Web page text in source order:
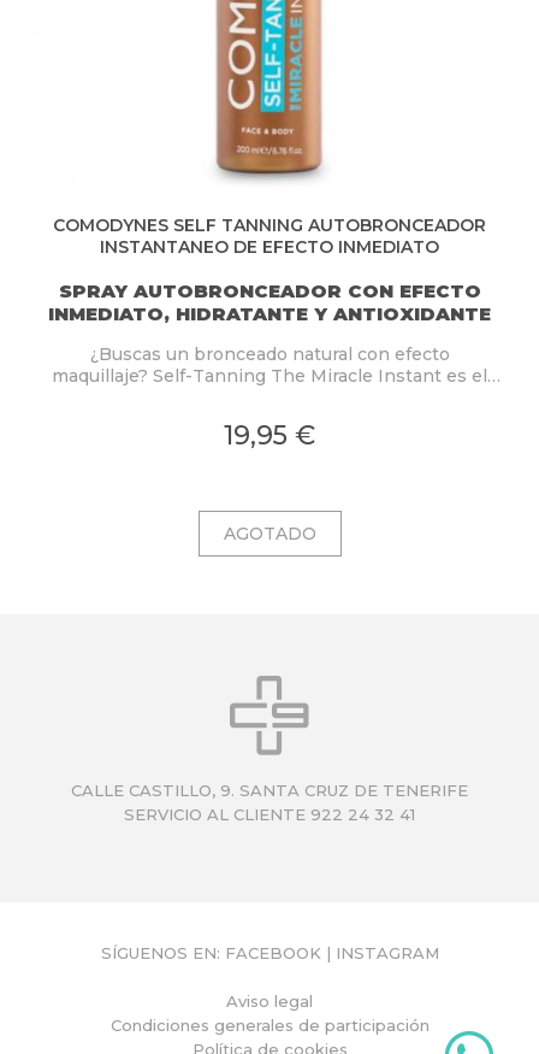
COMODYNES SELF TANNING AUTOBRONCEADOR
INSTANTANEO DE EFECTO INMEDIATO
SPRAY AUTOBRONCEADOR CON EFECTO
INMEDIATO, HIDRATANTE Y ANTIOXIDANTE
¿Buscas un bronceado natural con efecto
maquillaje? Self-Tanning The Miracle Instant es el
19,95 €
CALLE CASTILLO, 9. SANTA CRUZ DE TENERIFE
SERVICIO AL CLIENTE 922 24 32 41
SÍGUENOS EN: FACEBOOK| INSTAGRAM
Aviso legal
Condiciones generales de participación
Política de cookies